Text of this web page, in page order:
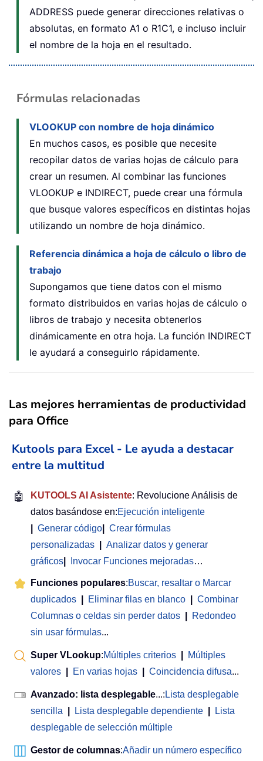
ADDRESS puede generar direcciones relativas o
absolutas, en formato A1 o R1C1, e incluso incluir
el nombre de la hoja en el resultado.
Fórmulas relacionadas
VLOOKUP con nombre de hoja dinámico
En muchos casos, es posible que necesite
recopilar datos de varias hojas de cálculo para
crear un resumen. Al combinar las funciones
VLOOKUP e INDIRECT, puede crear una fórmula
que busque valores específicos en distintas hojas
utilizando un nombre de hoja dinámico.
Referencia dinámica a hoja de cálculo o libro de
trabajo
Supongamos que tiene datos con el mismo
formato distribuidos en varias hojas de cálculo o
libros de trabajo y necesita obtenerlos
dinámicamente en otra hoja. La función INDIRECT
le ayudará a conseguirlo rápidamente.
Las mejores herramientas de productividad
para Office
Kutools para Excel - Le ayuda a destacar
entre la multitud
🤖 KUTOOLS AI Asistente: Revolucione Análisis de
datos basándose en:Ejecución inteligente
Generar código
Crear fórmulas
personalizadas
Analizar datos y generar
gráficos
Invocar Funciones mejoradas…
Funciones populares:Buscar, resaltar o Marcar
duplicados
Eliminar filas en blanco
Combinar
Columnas o celdas sin perder datos
Redondeo
sin usar fórmulas...
Super VLookup:Múltiples criterios
Múltiples
valores
En varias hojas Coincidencia difusa...
Avanzado: lista desplegable...: Lista desplegable
sencilla
Lista desplegable dependiente
Lista
desplegable de selección múltiple
Gestor de columnas:Añadir un número específico